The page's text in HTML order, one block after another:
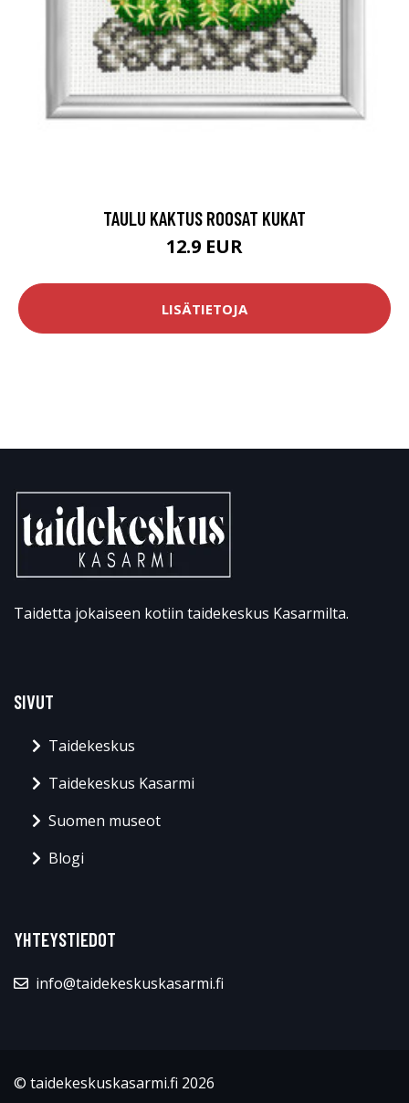
TAULU KAKTUS ROOSAT KUKAT
12.9 EUR
LISÄTIETOJA
Taidetta jokaiseen kotiin taidekeskus Kasarmilta.
SIVUT
Taidekeskus
Taidekeskus Kasarmi
Suomen museot
Blogi
YHTEYSTIEDOT
info@taidekeskuskasarmi.fi
© taidekeskuskasarmi.fi 2026